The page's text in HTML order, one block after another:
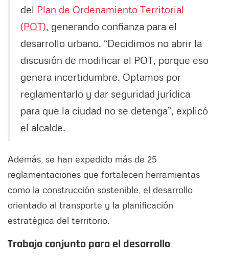
del Plan de Ordenamiento Territorial
(POT), generando confianza para el
desarrollo urbano. “Decidimos no abrir la
discusión de modificar el POT, porque eso
genera incertidumbre. Optamos por
reglamentarlo y dar seguridad jurídica
para que la ciudad no se detenga”, explicó
el alcalde.
Además, se han expedido más de 25
reglamentaciones que fortalecen herramientas
como la construcción sostenible, el desarrollo
orientado al transporte y la planificación
estratégica del territorio.
Trabajo conjunto para el desarrollo